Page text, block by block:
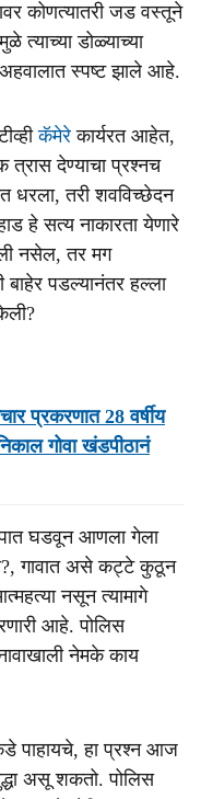
कोणत्यातरी जड वस्तूने
त्याच्या डोळ्याच्या
स्पष्ट झाले आहे.
कॅमेरेकार्यरत आहेत,
त्रास देण्याचा प्रश्नच
धरला, तरी शवविच्छेदन
हे सत्य नाकारता येणारे
नसेल, तर मग
बाहेर पडल्यानंतर हल्ला
प्रकरणात 28 वर्षीय
गोवा खंडपीठानं
घडवून आणला गेला
गावात असे कट्टे कुठून
नसून त्यामागे
आहे. पोलिस
नेमके काय
पाहायचे, हा प्रश्न आज
असू शकतो. पोलिस